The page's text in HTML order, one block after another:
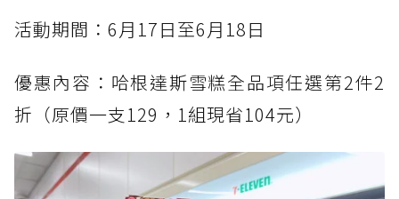
活動期間：6月17日至6月18日
優惠內容：哈根達斯雪糕全品項任選第2件2
折（原價一支129，1組現省104元）